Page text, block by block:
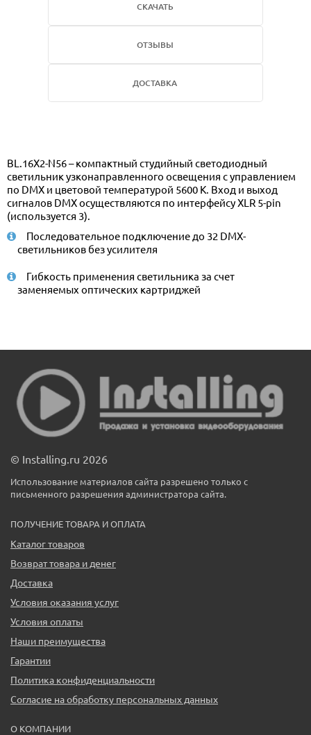
СКАЧАТЬ
ОТЗЫВЫ
ДОСТАВКА
BL.16X2-N56 – компактный студийный светодиодный
светильник узконаправленного освещения с управлением
по DMX и цветовой температурой 5600 К. Вход и выход
сигналов DMX осуществляются по интерфейсу XLR 5-pin
(используется 3).
Последовательное подключение до 32 DMX-
светильников без усилителя
Гибкость применения светильника за счет
заменяемых оптических картриджей
© Installing.ru 2026
Использование материалов сайта разрешено только с
письменного разрешения администратора сайта.
ПОЛУЧЕНИЕ ТОВАРА И ОПЛАТА
Каталог товаров
Возврат товара и денег
Доставка
Условия оказания услуг
Условия оплаты
Наши преимущества
Гарантии
Политика конфиденциальности
Согласие на обработку персональных данных
О КОМПАНИИ